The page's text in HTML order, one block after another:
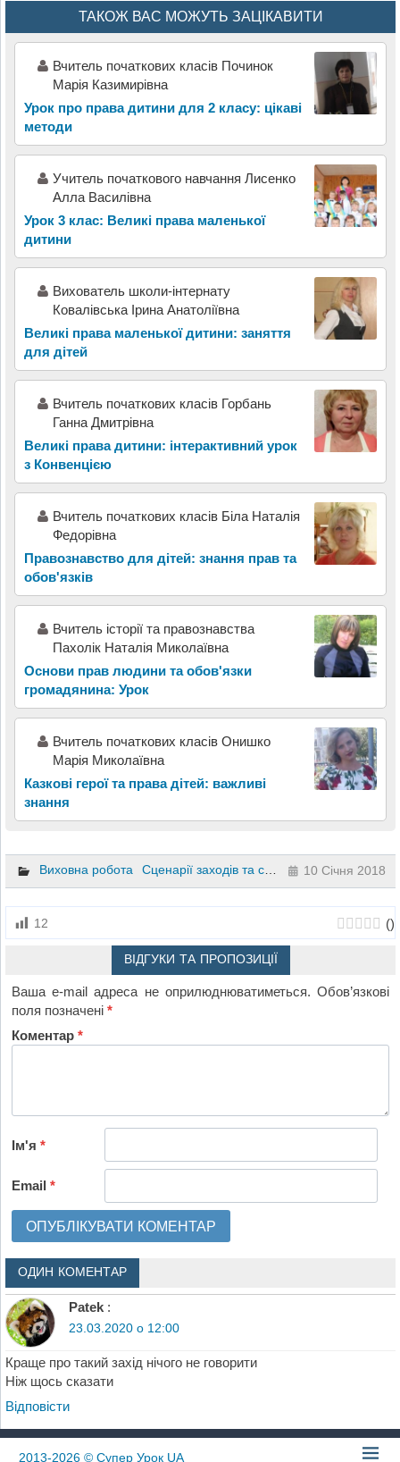
ТАКОЖ ВАС МОЖУТЬ ЗАЦІКАВИТИ
Вчитель початкових класів Починок
Марія Казимирівна
Урок про права дитини для 2 класу: цікаві
методи
Учитель початкового навчання Лисенко
Алла Василівна
Урок 3 клас: Великі права маленької
дитини
Вихователь школи-інтернату
Ковалівська Ірина Анатоліївна
Великі права маленької дитини: заняття
для дітей
Вчитель початкових класів Горбань
Ганна Дмитрівна
Великі права дитини: інтерактивний урок
з Конвенцією
Вчитель початкових класів Біла Наталія
Федорівна
Правознавство для дітей: знання прав та
обов'язків
Вчитель історії та правознавства
Пахолік Наталія Миколаївна
Основи прав людини та обов'язки
громадянина: Урок
Вчитель початкових класів Онишко
Марія Миколаївна
Казкові герої та права дітей: важливі
знання
Виховна робота Сценарії заходів та свят Інший 4 клас
10 Січня 2018
12 ()
ВІДГУКИ ТА ПРОПОЗИЦІЇ
Ваша e-mail адреса не оприлюднюватиметься. Обов’язкові
поля позначені*
Коментар*
Ім'я*
Email*
ОДИН КОМЕНТАР
Patek :
23.03.2020 о 12:00
Краще про такий захід нічого не говорити
Ніж щось сказати
Відповіcти
2013-2026 © Супер Урок UA